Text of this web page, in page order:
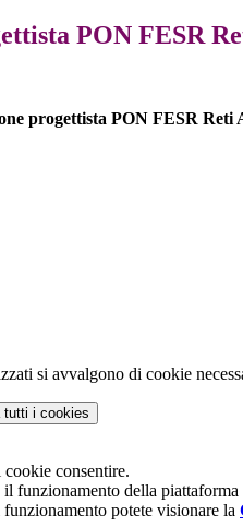
PON FESR
progettista PON FESR Reti
si avvalgono di cookie
tutti i cookies
cookie consentire.
funzionamento della
potete visionare la